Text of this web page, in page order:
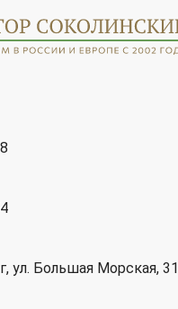
ул. Большая Морская, 31